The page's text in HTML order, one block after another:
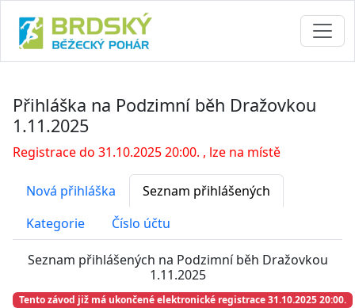
Přihláška na Podzimní běh Dražovkou
1.11.2025
Registrace do 31.10.2025 20:00. , lze na místě
Nová přihláška
Seznam přihlášených
Kategorie
Číslo účtu
Seznam přihlášených na Podzimní běh Dražovkou
1.11.2025
Tento závod již má ukončené elektronické registrace 31.10.2025 20:00.